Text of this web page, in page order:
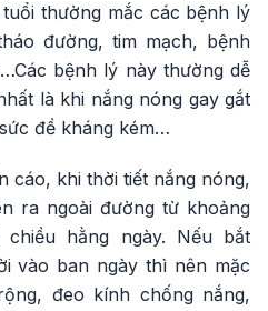
thường mắc các bệnh lý
đường, tim mạch, bệnh
bệnh lý này thường dễ
là khi nắng nóng gay gắt
đề kháng kém…
cáo, khi thời tiết nắng nóng,
ra ngoài đường từ khoảng
chiều hằng ngày. Nếu bắt
vào ban ngày thì nên mặc
đeo kính chống nắng,